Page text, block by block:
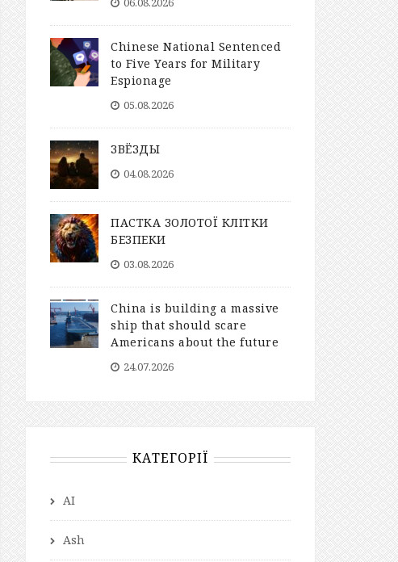
Chinese National Sentenced
to Five Years for Military
Espionage
05.08.2026
ЗВЁЗДЫ
04.08.2026
ПАСТКА ЗОЛОТОЇ КЛІТКИ
БЕЗПЕКИ
03.08.2026
China is building a massive
ship that should scare
Americans about the future
24.07.2026
КАТЕГОРІЇ
AI
Ash